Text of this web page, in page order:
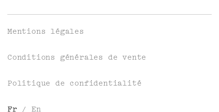
Mentions légales
Conditions générales de vente
Politique de confidentialité
Fr / En